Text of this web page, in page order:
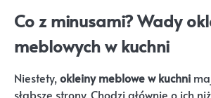
Co z minusami? Wady
meblowych w kuchni
Niestety,okleiny meblowe w kuchni